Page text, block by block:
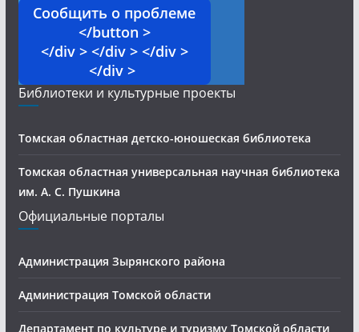
Сообщить о проблеме
</button >
</div > </div > </div >
</div >
Библиотеки и культурные проекты
Томская областная детско-юношеская библиотека
Томская областная универсальная научная библиотека
им. А. С. Пушкина
Официальные порталы
Администрация Зырянского района
Администрация Томской области
Департамент по культуре и туризму Томской области